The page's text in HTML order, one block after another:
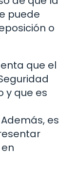
puede
o
que el
y que es
es